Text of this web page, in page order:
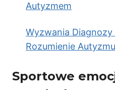
Autyzmem
Wyzwania Diagnozy
Rozumienie
Sportowe